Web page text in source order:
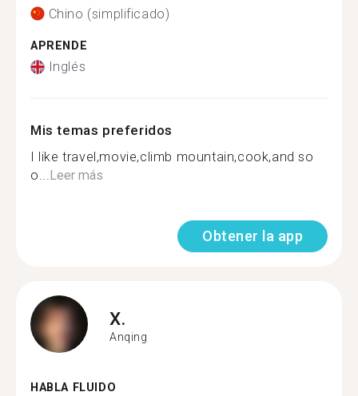
Chino (simplificado)
APRENDE
Inglés
Mis temas preferidos
I like travel,movie,climb mountain,cook,and so
o...Leer más
Obtener la app
X.
Anqing
HABLA FLUIDO